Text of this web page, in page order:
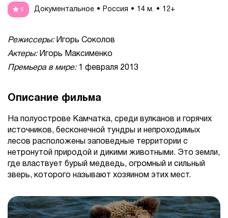
6 Документальное Россия 14 м. 12+
Режиссеры:Игорь Соколов
Актеры:Игорь Максименко
Премьера в мире:1 февраля 2013
Описание фильма
На полуострове Камчатка, среди вулканов и горячих
источников, бесконечной тундры и непроходимых
лесов расположены заповедные территории с
нетронутой природой и дикими животными. Это земли,
где властвует бурый медведь, огромный и сильный
зверь, которого называют хозяином этих мест.